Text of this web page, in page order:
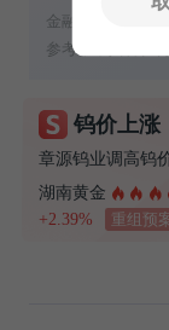
金融界提醒：本
参考，不具备任
钨价上涨
湖南黄金
+2.39%
重组预